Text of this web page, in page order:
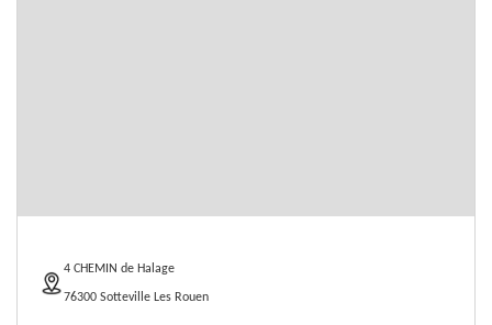
4 CHEMIN de Halage
76300 Sotteville Les Rouen